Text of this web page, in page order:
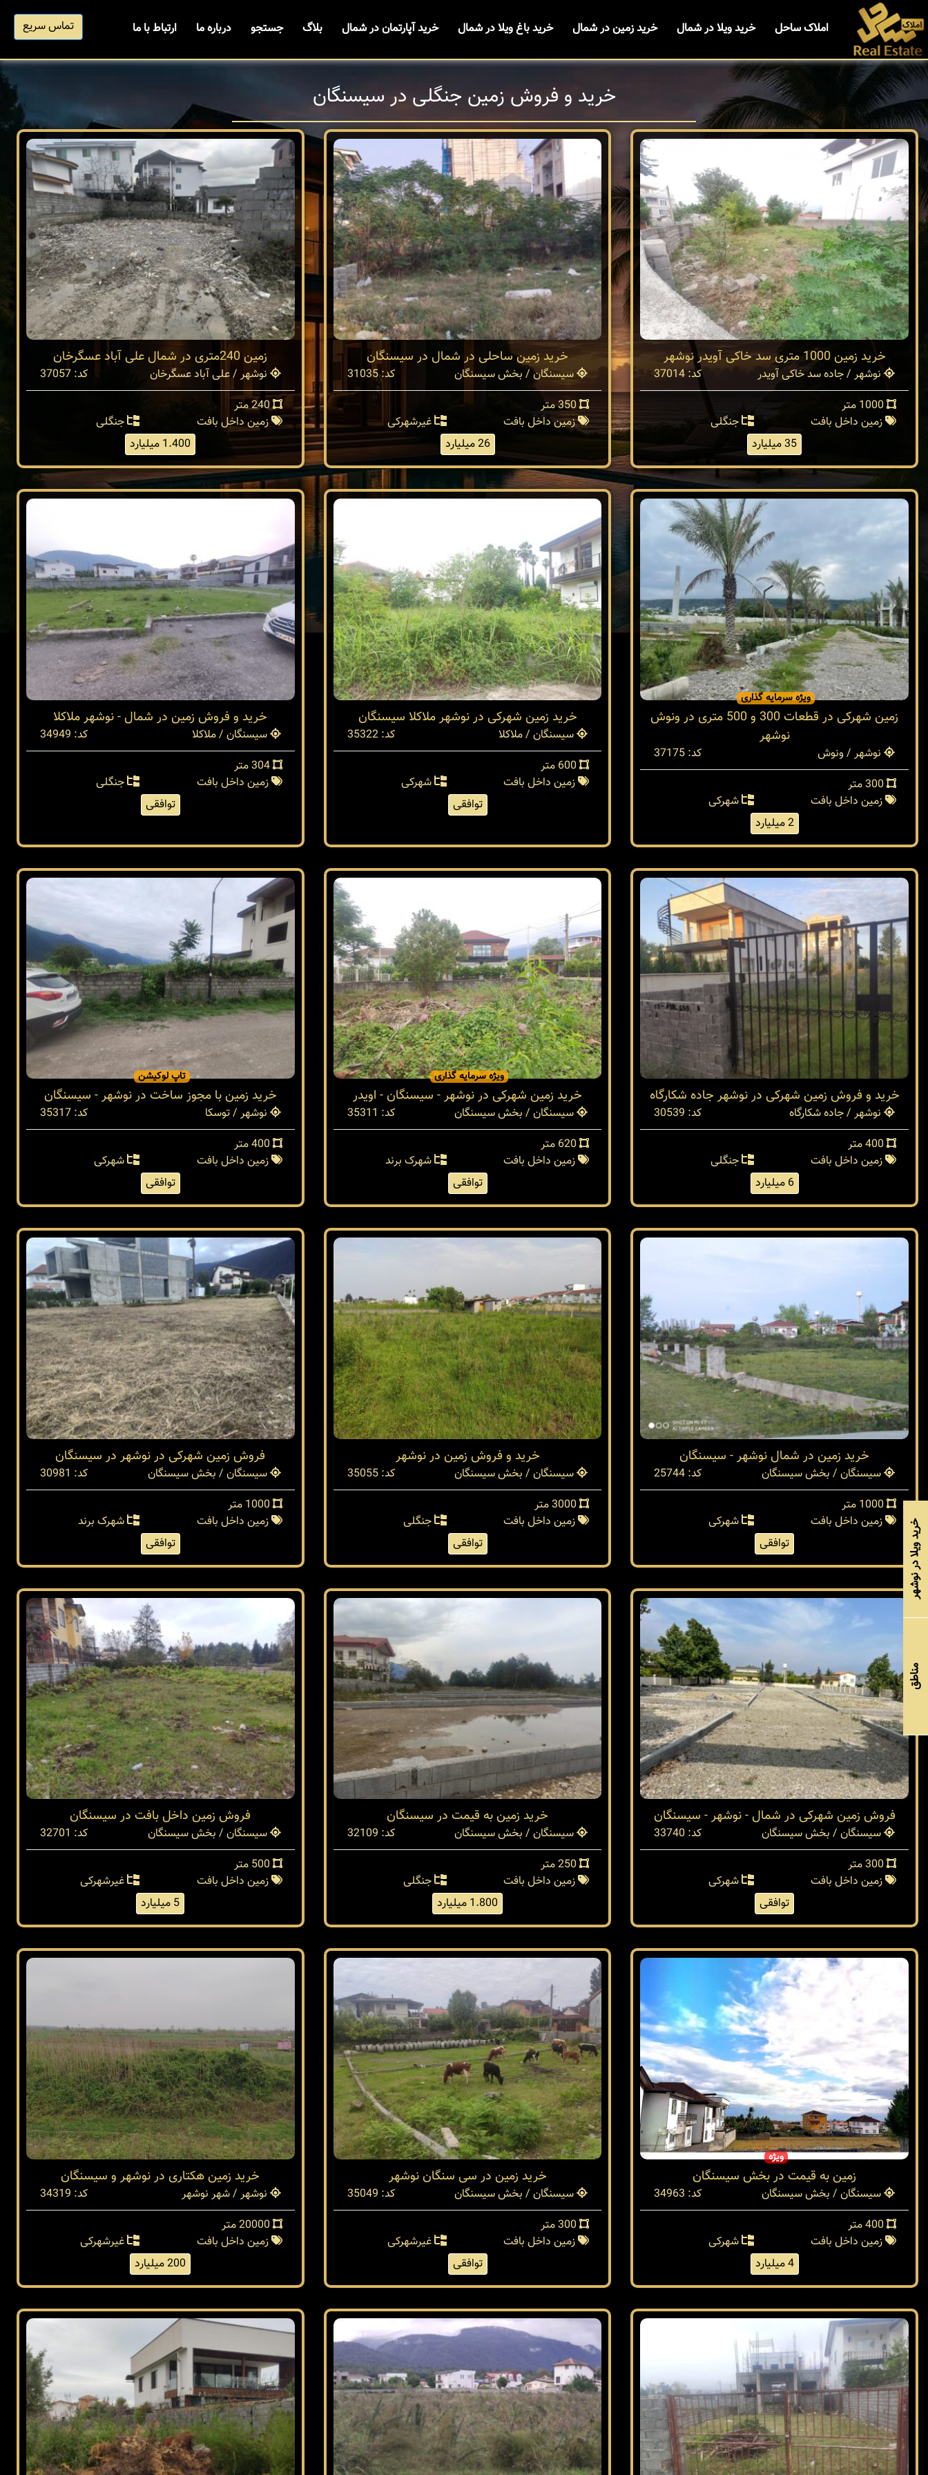
املاک ساحل خرید ویلا در شمال خرید زمین در شمال خرید باغ ویلا در شمال خرید آپارتمان در شمال بلاگ جستجو درباره ما ارتباط با ما تماس سریع
خرید و فروش زمین جنگلی در سیسنگان
خرید زمین 1000 متری سد خاکی آویدر نوشهر
نوشهر / جاده سد خاکی آویدر
کد: 37014
زمین داخل بافت
جنگلی
35 میلیارد
خرید زمین ساحلی در شمال در سیسنگان
سیسنگان / بخش سیسنگان
کد: 31035
350 متر
زمین داخل بافت
غیرشهرکی
26 میلیارد
زمین 240متری در شمال علی آباد عسگرخان
نوشهر / علی آباد عسگرخان
کد: 37057
240 متر
زمین داخل بافت
جنگلی
1.400 میلیارد
ویژه سرمایه گذاری
زمین شهرکی در قطعات 300 و 500 متری در ونوش
نوشهر
نوشهر / ونوش
کد: 37175
زمین داخل بافت
شهرکی
2 میلیارد
خرید زمین شهرکی در نوشهر ملاکلا سیسنگان
سیسنگان / ملاکلا
کد: 35322
600 متر
زمین داخل بافت
شهرکی
توافقی
خرید و فروش زمین در شمال - نوشهر ملاکلا
سیسنگان / ملاکلا
کد: 34949
304 متر
زمین داخل بافت
جنگلی
توافقی
خرید و فروش زمین شهرکی در نوشهر جاده شکارگاه
نوشهر / جاده شکارگاه
کد: 30539
زمین داخل بافت
جنگلی
6 میلیارد
ویژه سرمایه گذاری
خرید زمین شهرکی در نوشهر - سیسنگان - اویدر
سیسنگان / بخش سیسنگان
کد: 35311
620 متر
زمین داخل بافت
شهرک برند
توافقی
تاپ لوکیشن
خرید زمین با مجوز ساخت در نوشهر - سیسنگان
نوشهر / توسکا
کد: 35317
زمین داخل بافت
شهرکی
توافقی
خرید زمین در شمال نوشهر - سیسنگان
سیسنگان / بخش سیسنگان
کد: 25744
زمین داخل بافت
شهرکی
توافقی
خرید و فروش زمین در نوشهر
سیسنگان / بخش سیسنگان
کد: 35055
3000 متر
زمین داخل بافت
جنگلی
توافقی
فروش زمین شهرکی در نوشهر در سیسنگان
سیسنگان / بخش سیسنگان
کد: 30981
زمین داخل بافت
شهرک برند
توافقی
فروش زمین شهرکی در شمال - نوشهر - سیسنگان
سیسنگان / بخش سیسنگان
کد: 33740
زمین داخل بافت
شهرکی
توافقی
خرید زمین به قیمت در سیسنگان
سیسنگان / بخش سیسنگان
کد: 32109
250 متر
زمین داخل بافت
جنگلی
1.800 میلیارد
فروش زمین داخل بافت در سیسنگان
سیسنگان / بخش سیسنگان
کد: 32701
زمین داخل بافت
غیرشهرکی
5 میلیارد
ویژه
زمین به قیمت در بخش سیسنگان
سیسنگان / بخش سیسنگان
کد: 34963
زمین داخل بافت
شهرکی
4 میلیارد
خرید زمین در سی سنگان نوشهر
سیسنگان / بخش سیسنگان
کد: 35049
300 متر
زمین داخل بافت
غیرشهرکی
توافقی
خرید زمین هکتاری در نوشهر و سیسنگان
نوشهر / شهر نوشهر
کد: 34319
زمین داخل بافت
غیرشهرکی
200 میلیارد
خرید ویلا در نوشهر
مناطق